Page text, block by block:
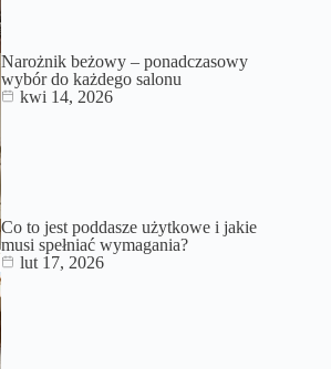
Narożnik beżowy – ponadczasowy
wybór do każdego salonu
kwi 14, 2026
Co to jest poddasze użytkowe i jakie
musi spełniać wymagania?
lut 17, 2026